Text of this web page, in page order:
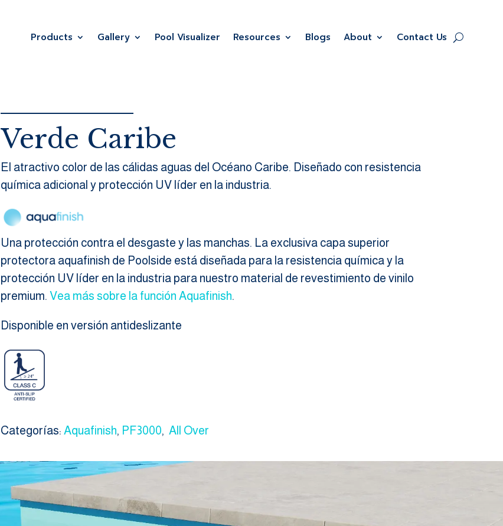
Products Gallery Pool Visualizer Resources Blogs About Contact Us
Verde Caribe
El atractivo color de las cálidas aguas del Océano Caribe. Diseñado con resistencia
química adicional y protección UV líder en la industria.
Una protección contra el desgaste y las manchas. La exclusiva capa superior
protectora aquafinish de Poolside está diseñada para la resistencia química y la
protección UV líder en la industria para nuestro material de revestimiento de vinilo
premium. Vea más sobre la función Aquafinish.
Disponible en versión antideslizante
Categorías: Aquafinish, PF3000, All Over